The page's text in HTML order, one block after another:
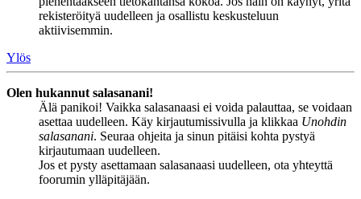
rekisteröityä uudelleen ja osallistu keskusteluun
aktiivisemmin.
Ylös
Olen hukannut salasanani!
Älä panikoi! Vaikka salasanaasi ei voida palauttaa, se voidaan
asettaa uudelleen. Käy kirjautumissivulla ja klikkaa Unohdin
salasanani. Seuraa ohjeita ja sinun pitäisi kohta pystyä
kirjautumaan uudelleen.
Jos et pysty asettamaan salasanaasi uudelleen, ota yhteyttä
foorumin ylläpitäjään.